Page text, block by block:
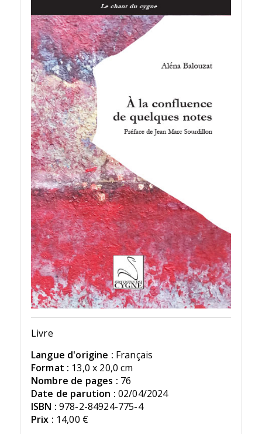
Livre
Langue d'origine : Français
Format : 13,0 x 20,0 cm
Nombre de pages : 76
Date de parution : 02/04/2024
ISBN : 978-2-84924-775-4
Prix : 14,00 €